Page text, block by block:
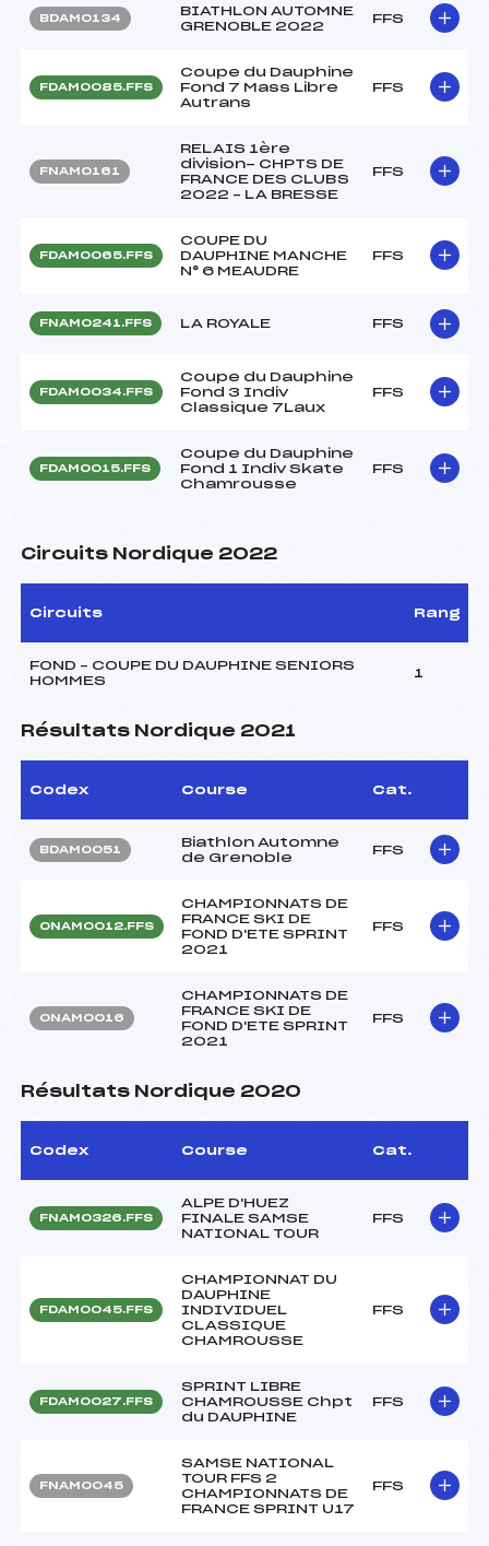
BDAM0134
BIATHLON AUTOMNE
GRENOBLE 2022
FFS
FDAM0085.FFS
Coupe du Dauphine
Fond 7 Mass Libre
Autrans
FFS
FNAM0161
RELAIS 1ère
division- CHPTS DE
FRANCE DES CLUBS
2022 – LA BRESSE
FFS
FDAM0065.FFS
COUPE DU
DAUPHINE MANCHE
N° 6 MEAUDRE
FFS
FNAM0241.FFS LA ROYALE FFS
FDAM0034.FFS
Coupe du Dauphine
Fond 3 Indiv
Classique 7Laux
FFS
FDAM0015.FFS
Coupe du Dauphine
Fond 1 Indiv Skate
Chamrousse
FFS
Circuits Nordique 2022
Circuits Rang
FOND – COUPE DU DAUPHINE SENIORS
HOMMES
1
Résultats Nordique 2021
Codex Course Cat.
BDAM0051
Biathlon Automne
de Grenoble
FFS
ONAM0012.FFS
CHAMPIONNATS DE
FRANCE SKI DE
FOND D'ETE SPRINT
2021
FFS
ONAM0016
CHAMPIONNATS DE
FRANCE SKI DE
FOND D'ETE SPRINT
2021
FFS
Résultats Nordique 2020
Codex Course Cat.
FNAM0326.FFS
ALPE D'HUEZ
FINALE SAMSE
NATIONAL TOUR
FFS
FDAM0045.FFS
CHAMPIONNAT DU
DAUPHINE
INDIVIDUEL
CLASSIQUE
CHAMROUSSE
FFS
FDAM0027.FFS
SPRINT LIBRE
CHAMROUSSE Chpt
du DAUPHINE
FFS
FNAM0045
SAMSE NATIONAL
TOUR FFS 2
CHAMPIONNATS DE
FRANCE SPRINT U17
FFS